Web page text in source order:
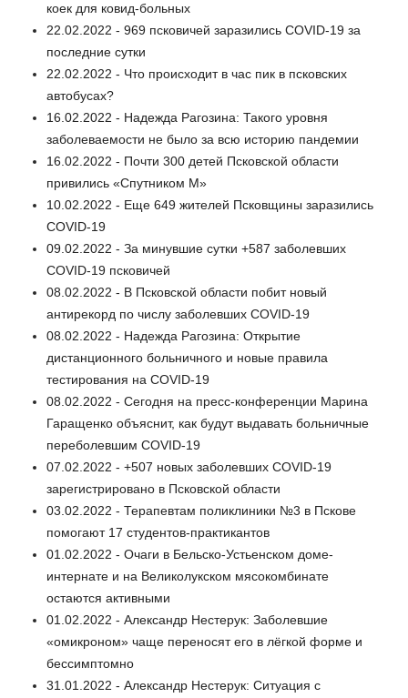
коек для ковид-больных
22.02.2022 - 969 псковичей заразились COVID-19 за
последние сутки
22.02.2022 - Что происходит в час пик в псковских
автобусах?
16.02.2022 - Надежда Рагозина: Такого уровня
заболеваемости не было за всю историю пандемии
16.02.2022 - Почти 300 детей Псковской области
привились «Спутником М»
10.02.2022 - Еще 649 жителей Псковщины заразились
COVID-19
09.02.2022 - За минувшие сутки +587 заболевших
COVID-19 псковичей
08.02.2022 - В Псковской области побит новый
антирекорд по числу заболевших COVID-19
08.02.2022 - Надежда Рагозина: Открытие
дистанционного больничного и новые правила
тестирования на COVID-19
08.02.2022 - Сегодня на пресс-конференции Марина
Гаращенко объяснит, как будут выдавать больничные
переболевшим COVID-19
07.02.2022 - +507 новых заболевших COVID-19
зарегистрировано в Псковской области
03.02.2022 - Терапевтам поликлиники №3 в Пскове
помогают 17 студентов-практикантов
01.02.2022 - Очаги в Бельско-Устьенском доме-
интернате и на Великолукском мясокомбинате
остаются активными
01.02.2022 - Александр Нестерук: Заболевшие
«омикроном» чаще переносят его в лёгкой форме и
бессимптомно
31.01.2022 - Александр Нестерук: Ситуация с